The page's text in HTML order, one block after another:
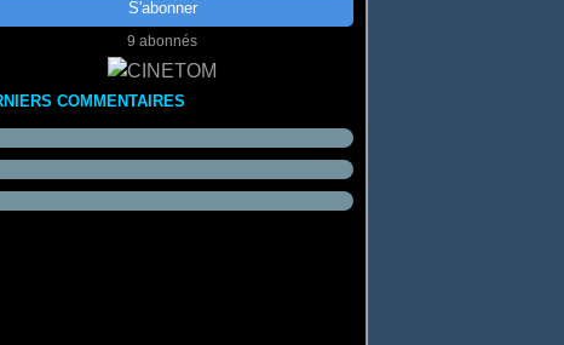
9 abonnés
COMMENTAIRES